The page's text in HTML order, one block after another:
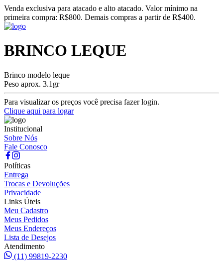
Venda exclusiva para atacado e alto atacado. Valor mínimo na
primeira compra: R$800. Demais compras a partir de R$400.
BRINCO LEQUE
Brinco modelo leque
Peso aprox. 3.1gr
Para visualizar os preços você precisa fazer login.
Clique aqui para logar
Institucional
Sobre Nós
Fale Conosco
Políticas
Entrega
Trocas e Devoluções
Privacidade
Links Úteis
Meu Cadastro
Meus Pedidos
Meus Endereços
Lista de Desejos
Atendimento
(11) 99819-2230